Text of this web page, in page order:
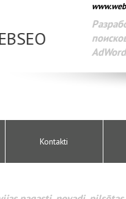
Kontakti